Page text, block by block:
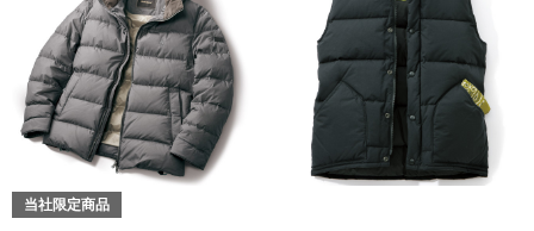
ボトムス
パンツ／スラ
ショート･クロ
当社限定商品